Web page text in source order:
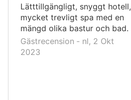
Lätttillgängligt, snyggt hotell,
mycket trevligt spa med en
mängd olika bastur och bad.
Gästrecension ‐ nl, 2 Okt
2023